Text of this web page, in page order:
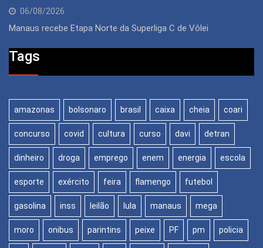
06/08/2026
Manaus recebe Etapa Norte da Superliga C de Vôlei
Tags
amazonas bolsonaro brasil caixa cheia coari
concurso covid cultura curso davi detran
dinheiro droga emprego enem energia escola
esporte exército feira flamengo futebol
gasolina inss leilão lula manaus mega
moro onibus parintins peixe PF pm policia